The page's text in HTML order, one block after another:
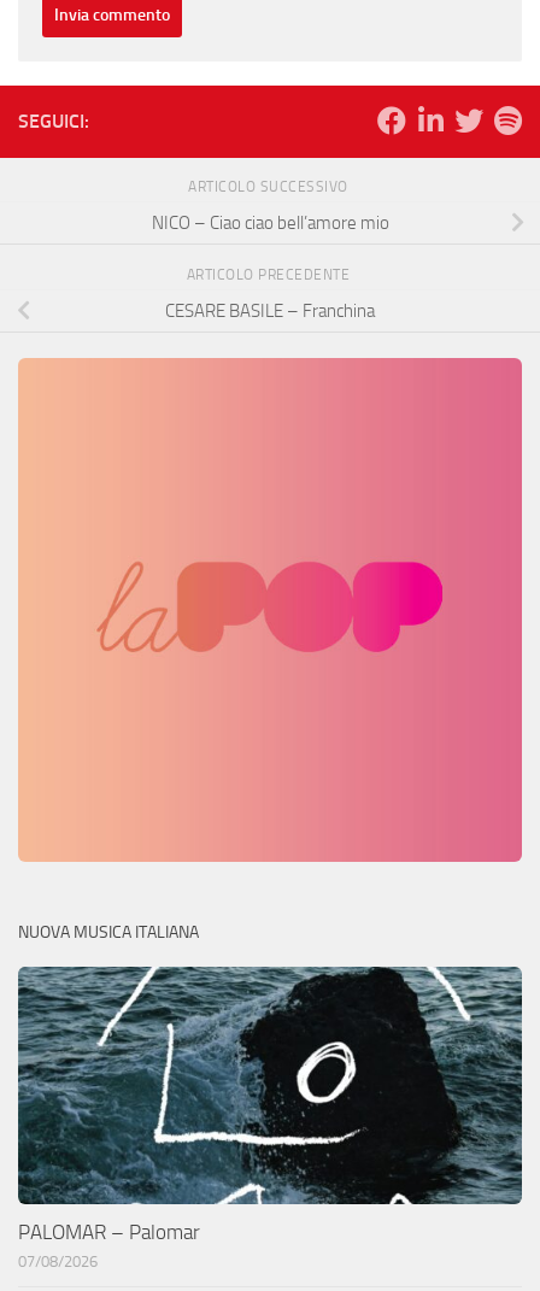
SEGUICI:
ARTICOLO SUCCESSIVO
NICO – Ciao ciao bell’amore mio
ARTICOLO PRECEDENTE
CESARE BASILE – Franchina
NUOVA MUSICA ITALIANA
PALOMAR – Palomar
07/08/2026